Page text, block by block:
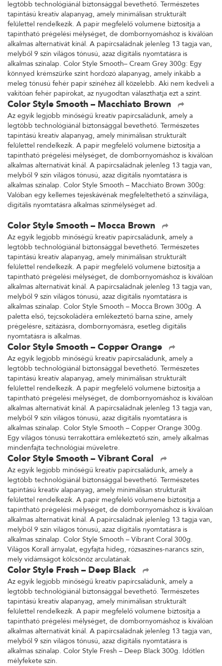
legtöbb technológiánál biztonsággal bevethető. Természetes
tapintású kreatív alapanyag, amely minimálisan strukturált
felülettel rendelkezik. A papír megfelelő volumene biztosítja a
tapintható prégelési mélységet, de dombornyomáshoz is kiválóan
alkalmas alternatívát kínál. A papírcsaládnak jelenleg 13 tagja van,
melyből 9 szín világos tónusú, azaz digitális nyomtatásra is
alkalmas színalap. Color Style Smooth– Cream Grey 300g: Egy
könnyed krémszürke színt hordozó alapanyag, amely inkább a
meleg tónusú fehér papír színéhez áll közelebb. Aki nem kedveli a
vakítóan fehér papírokat, az nyugodtan választhatja ezt a színt.
Color Style Smooth – Macchiato Brown
Az egyik legjobb minőségű kreatív papírcsaládunk, amely a
legtöbb technológiánál biztonsággal bevethető. Természetes
tapintású kreatív alapanyag, amely minimálisan strukturált
felülettel rendelkezik. A papír megfelelő volumene biztosítja a
tapintható prégelési mélységet, de dombornyomáshoz is kiválóan
alkalmas alternatívát kínál. A papírcsaládnak jelenleg 13 tagja van,
melyből 9 szín világos tónusú, azaz digitális nyomtatásra is
alkalmas színalap. Color Style Smooth – Macchiato Brown 300g:
Valóban egy kellemes tejeskávénak megfeleltethető a színvilága,
digitális nyomtatásra alkalmas színmélységet ad.
Color Style Smooth – Mocca Brown
Az egyik legjobb minőségű kreatív papírcsaládunk, amely a
legtöbb technológiánál biztonsággal bevethető. Természetes
tapintású kreatív alapanyag, amely minimálisan strukturált
felülettel rendelkezik. A papír megfelelő volumene biztosítja a
tapintható prégelési mélységet, de dombornyomáshoz is kiválóan
alkalmas alternatívát kínál. A papírcsaládnak jelenleg 13 tagja van,
melyből 9 szín világos tónusú, azaz digitális nyomtatásra is
alkalmas színalap. Color Style Smooth – Mocca Brown 300g. A
paletta első, tejcsokoládéra emlékeztető barna színe, amely
prégelésre, szitázásra, dombornyomásra, esetleg digitális
nyomtatásra is alkalmas.
Color Style Smooth – Copper Orange
Az egyik legjobb minőségű kreatív papírcsaládunk, amely a
legtöbb technológiánál biztonsággal bevethető. Természetes
tapintású kreatív alapanyag, amely minimálisan strukturált
felülettel rendelkezik. A papír megfelelő volumene biztosítja a
tapintható prégelési mélységet, de dombornyomáshoz is kiválóan
alkalmas alternatívát kínál. A papírcsaládnak jelenleg 13 tagja van,
melyből 9 szín világos tónusú, azaz digitális nyomtatásra is
alkalmas színalap. Color Style Smooth – Copper Orange 300g.
Egy világos tónusú terrakottára emlékeztető szín, amely alkalmas
mindenfajta technológiai műveletre.
Color Style Smooth – Vibrant Coral
Az egyik legjobb minőségű kreatív papírcsaládunk, amely a
legtöbb technológiánál biztonsággal bevethető. Természetes
tapintású kreatív alapanyag, amely minimálisan strukturált
felülettel rendelkezik. A papír megfelelő volumene biztosítja a
tapintható prégelési mélységet, de dombornyomáshoz is kiválóan
alkalmas alternatívát kínál. A papírcsaládnak jelenleg 13 tagja van,
melyből 9 szín világos tónusú, azaz digitális nyomtatásra is
alkalmas színalap. Color Style Smooth – Vibrant Coral 300g.
Világos Korall árnyalat, egyfajta hideg, rózsaszínes-narancs szín,
mely vidámságot kölcsönöz arculatának.
Color Style Fresh – Deep Black
Az egyik legjobb minőségű kreatív papírcsaládunk, amely a
legtöbb technológiánál biztonsággal bevethető. Természetes
tapintású kreatív alapanyag, amely minimálisan strukturált
felülettel rendelkezik. A papír megfelelő volumene biztosítja a
tapintható prégelési mélységet, de dombornyomáshoz is kiválóan
alkalmas alternatívát kínál. A papírcsaládnak jelenleg 13 tagja van,
melyből 9 szín világos tónusú, azaz digitális nyomtatásra is
alkalmas színalap. Color Style Fresh – Deep Black 300g. Időtlen
mélyfekete szín.